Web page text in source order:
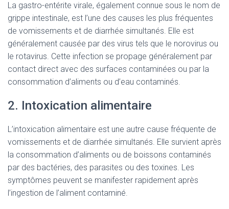
La gastro-entérite virale, également connue sous le nom de
grippe intestinale, est l’une des causes les plus fréquentes
de vomissements et de diarrhée simultanés. Elle est
généralement causée par des virus tels que le norovirus ou
le rotavirus. Cette infection se propage généralement par
contact direct avec des surfaces contaminées ou par la
consommation d’aliments ou d’eau contaminés.
2. Intoxication alimentaire
L’intoxication alimentaire est une autre cause fréquente de
vomissements et de diarrhée simultanés. Elle survient après
la consommation d’aliments ou de boissons contaminés
par des bactéries, des parasites ou des toxines. Les
symptômes peuvent se manifester rapidement après
l’ingestion de l’aliment contaminé.